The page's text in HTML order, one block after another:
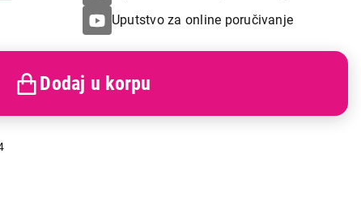
Uputstvo za online poručivanje
Dodaj u korpu